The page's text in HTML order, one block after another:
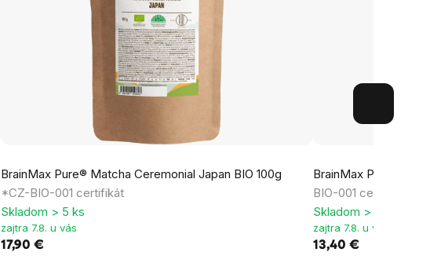
BrainMax Pure® Matcha Ceremonial Japan BIO 100g
*CZ-BIO-001 certifikát
Skladom > 5 ks
zajtra 7.8. u vás
17,90 €
BrainMax Pure®
BIO-001 certifikát
Skladom > 5 ks
zajtra 7.8. u vás
13,40 €